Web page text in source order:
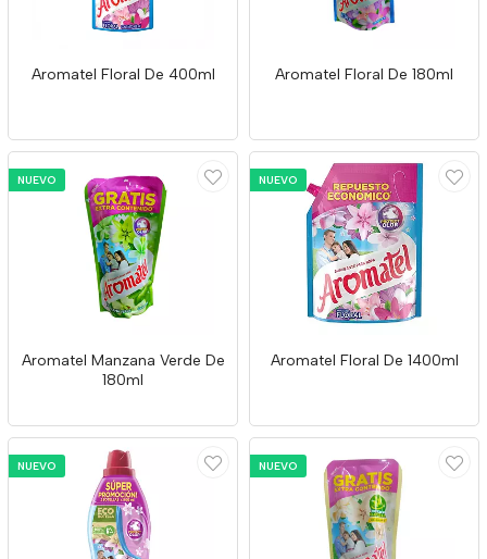
Aromatel Floral De 400ml Aromatel Floral De 180ml
NUEVO
Aromatel Manzana Verde De
180ml
NUEVO
Aromatel Floral De 1400ml
NUEVO NUEVO